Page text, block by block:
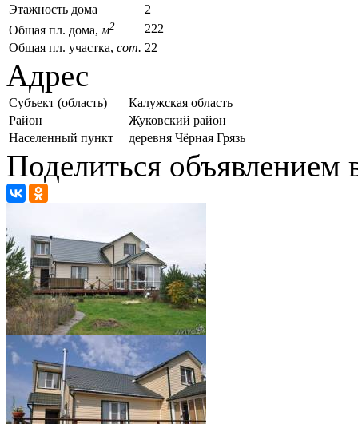
Этажность дома
2
Общая пл. дома, м2
222
Общая пл. участка, сот. 22
Адрес
Субъект (область)
Калужская область
Район
Жуковский район
Населенный пункт
деревня Чёрная Грязь
Поделиться объявлением